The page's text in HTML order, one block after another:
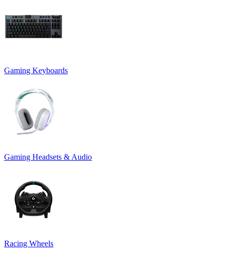
Gaming Keyboards
Gaming Headsets & Audio
Racing Wheels